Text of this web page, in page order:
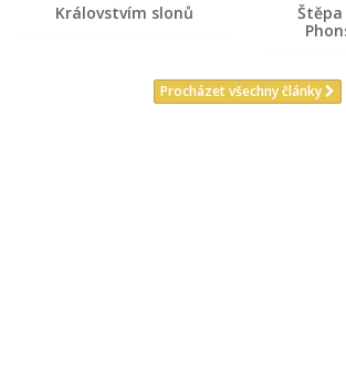
Královstvím slonů
Štěpa
Procházet všechny články